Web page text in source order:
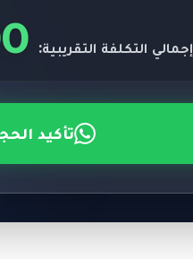
إجمالي التكلفة التقريبية:
تأكيد